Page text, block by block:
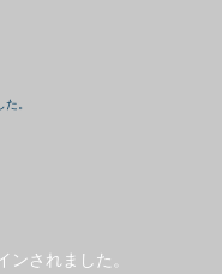
。
ンされました。